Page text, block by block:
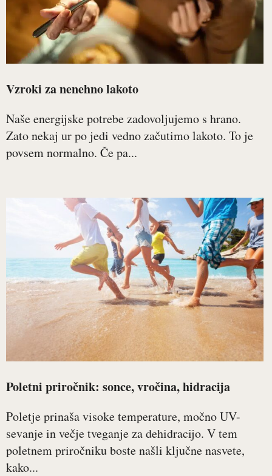
Vzroki za nenehno lakoto
Naše energijske potrebe zadovoljujemo s hrano.
Zato nekaj ur po jedi vedno začutimo lakoto. To je
povsem normalno. Če pa...
Poletni priročnik: sonce, vročina, hidracija
Poletje prinaša visoke temperature, močno UV-
sevanje in večje tveganje za dehidracijo. V tem
poletnem priročniku boste našli ključne nasvete,
kako...